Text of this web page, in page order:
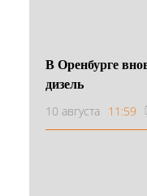
В Оренбурге
дизель
10 августа 11:59